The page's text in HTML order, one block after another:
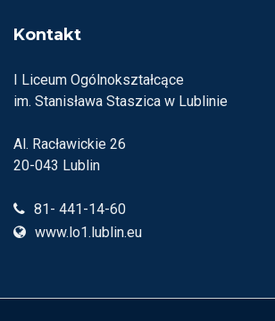
Kontakt
I Liceum Ogólnokształcące
im. Stanisława Staszica w Lublinie
Al. Racławickie 26
20-043 Lublin
81- 441-14-60
www.lo1.lublin.eu